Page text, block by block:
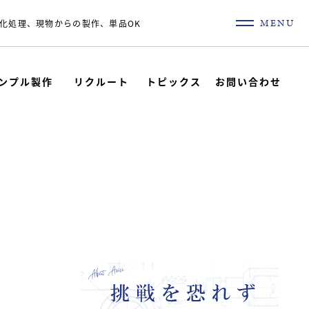
処理、現物からの製作、単品OK MENU
プル製作 リクルート トピックス お問い合わせ